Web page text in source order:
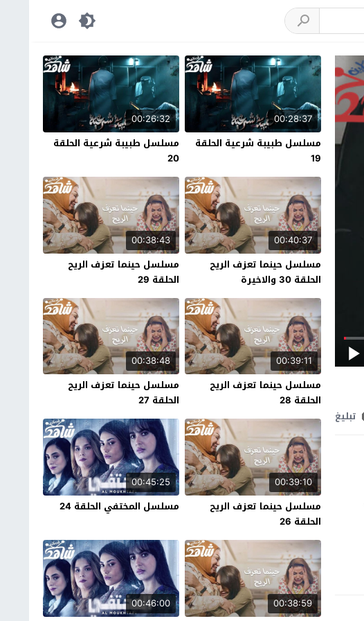
تبليغ
00:28:37
مسلسل طبيبة شرعية الحلقة
19
00:26:32
مسلسل طبيبة شرعية الحلقة
20
00:40:37
مسلسل حينما تعزف الريح
الحلقة 30 والاخيرة
00:38:43
مسلسل حينما تعزف الريح
الحلقة 29
00:39:11
مسلسل حينما تعزف الريح
الحلقة 28
00:38:48
مسلسل حينما تعزف الريح
الحلقة 27
00:39:10
مسلسل حينما تعزف الريح
الحلقة 26
00:45:25
مسلسل المختفي الحلقة 24
00:38:59
00:46:00